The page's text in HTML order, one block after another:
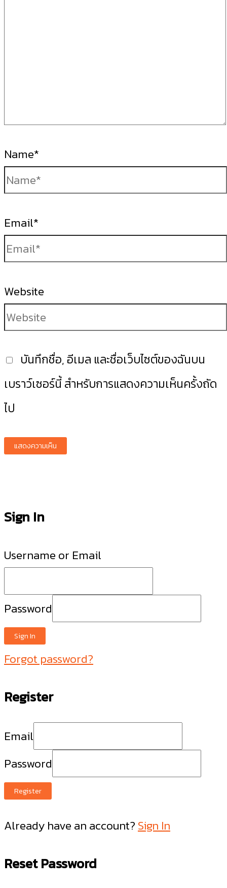
Name*
Email*
Website
บันทึกชื่อ, อีเมล และชื่อเว็บไซต์ของฉันบน
เบราว์เซอร์นี้ สำหรับการแสดงความเห็นครั้งถัด
ไป
Sign In
Username or Email
Password
Sign In
Forgot password?
Register
Email
Password
Register
Already have an account? Sign In
Reset Password